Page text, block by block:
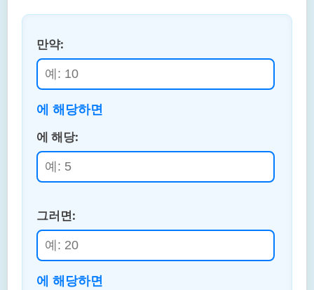
만약:
에 해당하면
에 해당:
그러면:
에 해당하면